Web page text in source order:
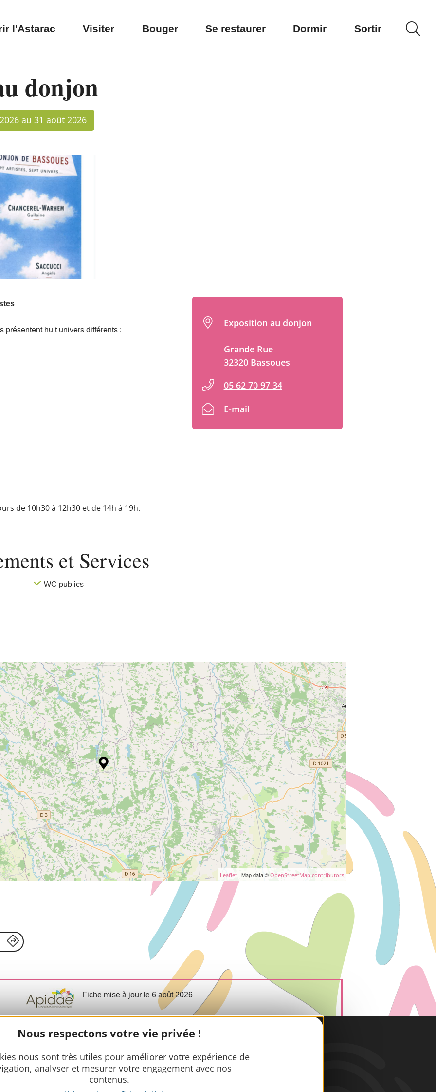
Nous respectons votre vie privée !
nous sont très utiles pour améliorer votre expérience de
analyser et mesurer votre engagement avec nos
contenus.
l'Astarac Visiter Bouger Se restaurer Dormir Sortir
donjon
au 31 août 2026
présentent huit univers différents :
de 10h30 à 12h30 et de 14h à 19h.
et Services
WC publics
Exposition au donjon
Grande Rue
32320 Bassoues
05 62 70 97 34
E-mail
Leaflet | Map data © OpenStreetMap contributors
Fiche mise à jour le 6 août 2026
Infos pratiques